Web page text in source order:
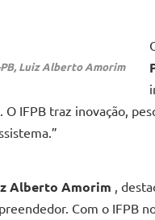
Luiz Alberto Amorim
IFPB traz inovação,
Alberto Amorim ,
Com o IFPB